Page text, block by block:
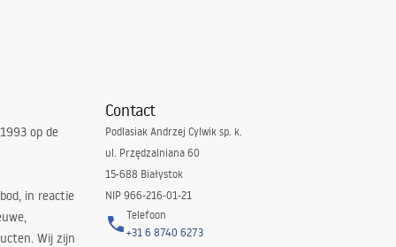
op de
in reactie
Wij zijn
Contact
Podlasiak Andrzej Cylwik sp. k.
ul. Przędzalniana 60
15-688 Białystok
NIP 966-216-01-21
Telefoon
+31 6 8740 6273